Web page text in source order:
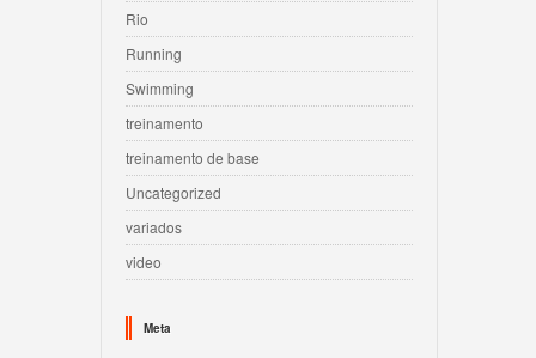
Rio
Running
Swimming
treinamento
treinamento de base
Uncategorized
variados
video
Meta